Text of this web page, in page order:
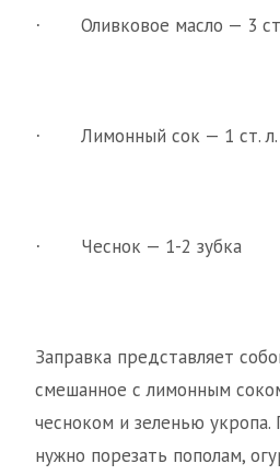
· Оливковое масло — 3
· Лимонный сок — 1 ст. л.
· Чеснок — 1-2 зубка
Заправка представляет
смешанное с лимонным
чесноком и зеленью
нужно порезать пополам,